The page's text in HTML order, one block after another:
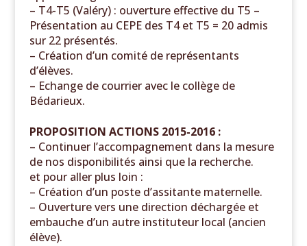
– T4-T5 (Valéry) : ouverture effective du T5 –
Présentation au CEPE des T4 et T5 = 20 admis
sur 22 présentés.
– Création d’un comité de représentants
d’élèves.
– Echange de courrier avec le collège de
Bédarieux.
PROPOSITION ACTIONS 2015-2016 :
– Continuer l’accompagnement dans la mesure
de nos disponibilités ainsi que la recherche.
et pour aller plus loin :
– Création d’un poste d’assitante maternelle.
– Ouverture vers une direction déchargée et
embauche d’un autre instituteur local (ancien
élève).